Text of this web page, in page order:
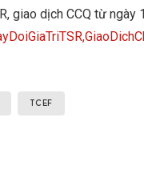
giao dịch CCQ từ
TCEF